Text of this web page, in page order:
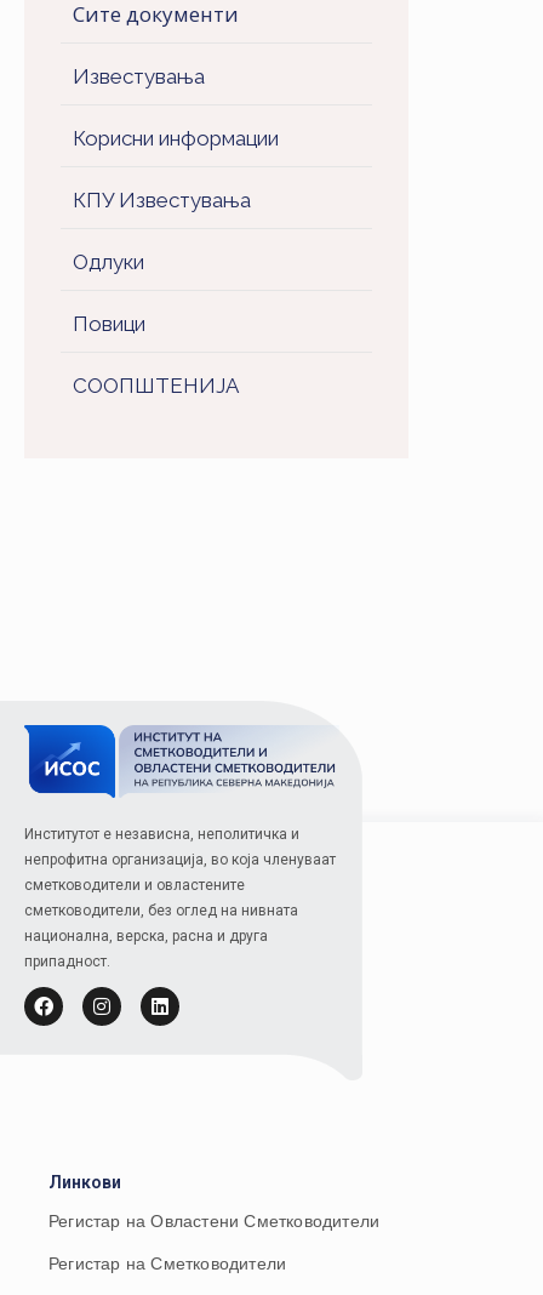
Сите документи
Известувања
Корисни информации
КПУ Известувања
Одлуки
Повици
СООПШТЕНИJA
Институтот е независна, неполитичка и
непрофитна организација, во која членуваат
сметководители и овластените
сметководители, без оглед на нивната
национална, верска, расна и друга
припадност.
Линкови
Регистар на Овластени Сметководители
Регистар на Сметководители